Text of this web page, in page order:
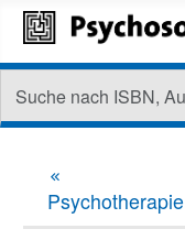
Psychotherapie